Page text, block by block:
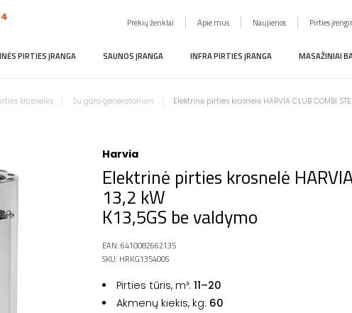
Prekių ženklai Apie mus Naujienos Pirties
PIRTIES ĮRANGA SAUNOS ĮRANGA INFRA PIRTIES ĮRANGA MASAŽINIAI
krosnelės Su garo generatorium Elektrinė pirties krosnelė HARVIA CLUB COMBI
Harvia
Elektrinė pirties krosnelė
13,2 kW
K13,5GS be valdymo
EAN: 6410082662135
SKU: HRKG135400S
Pirties tūris, m³: 11–20
Akmenų kiekis, kg: 60